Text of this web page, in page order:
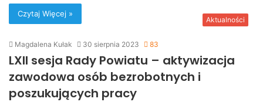
Czytaj Więcej »
Aktualności
Magdalena Kułak 30 sierpnia 2023 83
LXII sesja Rady Powiatu – aktywizacja
zawodowa osób bezrobotnych i
poszukujących pracy